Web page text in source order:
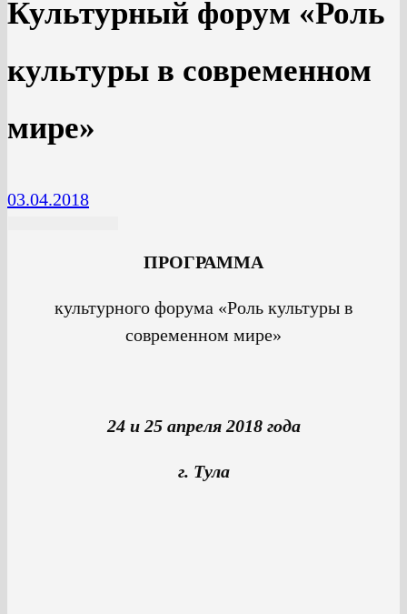
Культурный форум «Роль
культуры в современном
мире»
03.04.2018
ПРОГРАММА
культурного форума «Роль культуры в
современном мире»
24 и 25 апреля 2018 года
г. Тула